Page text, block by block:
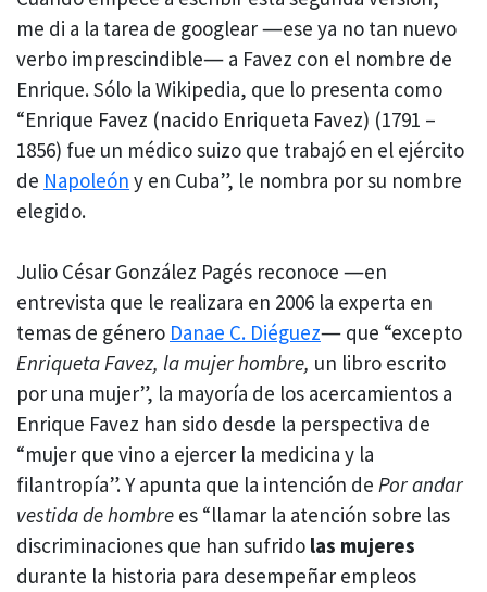
me di a la tarea de googlear ―ese ya no tan nuevo
verbo imprescindible― a Favez con el nombre de
Enrique. Sólo la Wikipedia, que lo presenta como
“Enrique Favez (nacido Enriqueta Favez) (1791 –
1856) fue un médico suizo que trabajó en el ejército
de Napoleón y en Cuba”, le nombra por su nombre
elegido.
Julio César González Pagés reconoce ―en
entrevista que le realizara en 2006 la experta en
temas de género Danae C. Diéguez― que “excepto
Enriqueta Favez, la mujer hombre, un libro escrito
por una mujer”, la mayoría de los acercamientos a
Enrique Favez han sido desde la perspectiva de
“mujer que vino a ejercer la medicina y la
filantropía”. Y apunta que la intención de Por andar
vestida de hombre es “llamar la atención sobre las
discriminaciones que han sufrido las mujeres
durante la historia para desempeñar empleos